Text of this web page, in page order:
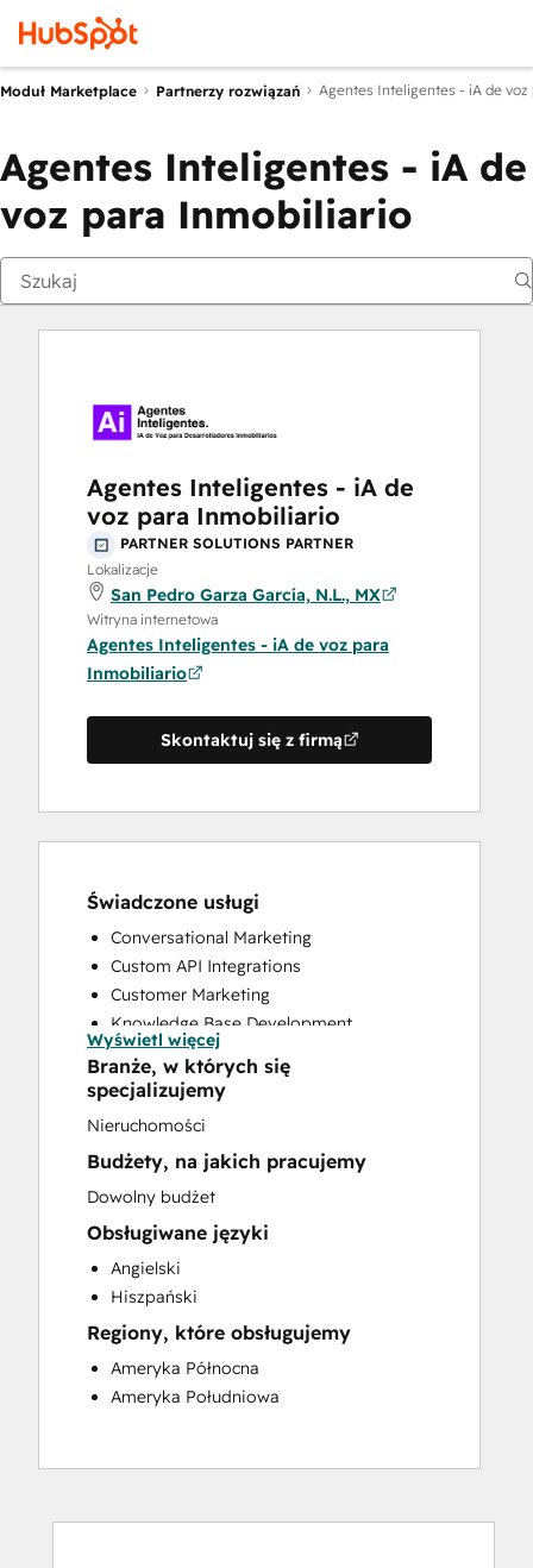
Moduł Marketplace Partnerzy rozwiązań Agentes Inteligentes - iA de voz
Agentes Inteligentes - iA de
voz para Inmobiliario
Agentes Inteligentes - iA de
voz para Inmobiliario
PARTNER SOLUTIONS PARTNER
Lokalizacje
San Pedro Garza García, N.L., MX
Witryna internetowa
Agentes Inteligentes - iA de voz para
Inmobiliario
Skontaktuj się z firmą
Świadczone usługi
Conversational Marketing
Custom API Integrations
Customer Marketing
Knowledge Base Development
Programmable Automation
Sales and Marketing Alignment
Website Development
Wyświetl więcej
Branże, w których się
specjalizujemy
Nieruchomości
Budżety, na jakich pracujemy
Dowolny budżet
Obsługiwane języki
Angielski
Hiszpański
Regiony, które obsługujemy
Ameryka Północna
Ameryka Południowa